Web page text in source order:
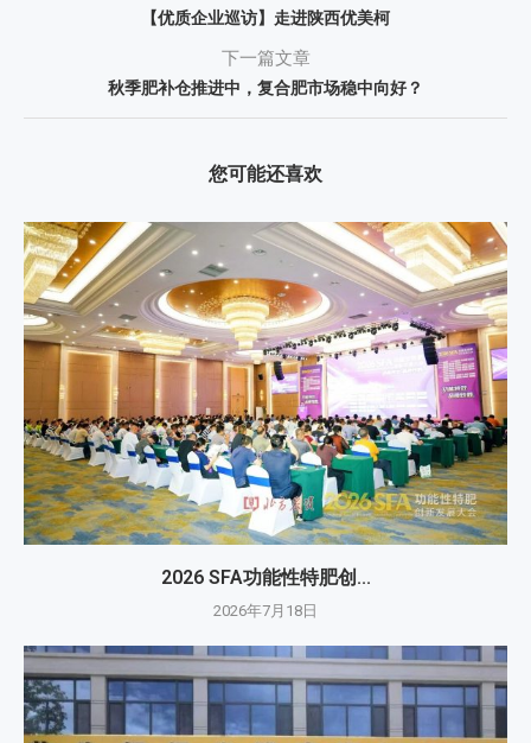
【优质企业巡访】走进陕西优美柯
下一篇文章
秋季肥补仓推进中，复合肥市场稳中向好？
您可能还喜欢
2026 SFA功能性特肥创...
2026年7月18日